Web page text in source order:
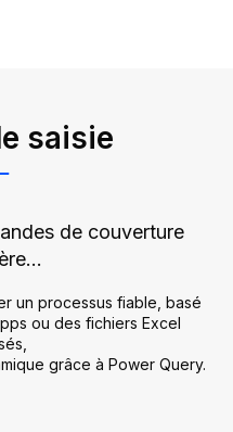
saisie
de couverture
un processus fiable, basé
ou des fichiers Excel
grâce à Power Query.